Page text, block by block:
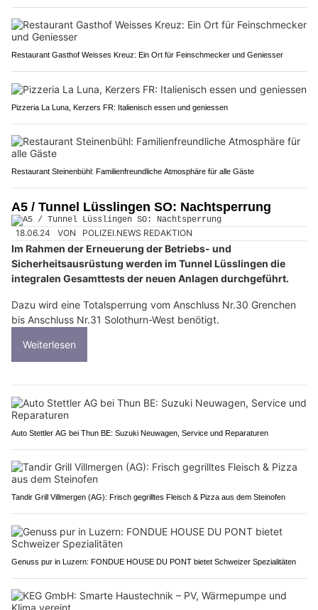
Restaurant Gasthof Weisses Kreuz: Ein Ort für Feinschmecker und Geniesser
Pizzeria La Luna, Kerzers FR: Italienisch essen und geniessen
Restaurant Steinenbühl: Familienfreundliche Atmosphäre für alle Gäste
A5 / Tunnel Lüsslingen SO: Nachtsperrung
18.06.24 VON POLIZEI.NEWS REDAKTION
Im Rahmen der Erneuerung der Betriebs- und
Sicherheitsausrüstung werden im Tunnel Lüsslingen die
integralen Gesamttests der neuen Anlagen durchgeführt.
Dazu wird eine Totalsperrung vom Anschluss Nr.30 Grenchen
bis Anschluss Nr.31 Solothurn-West benötigt.
Weiterlesen
Auto Stettler AG bei Thun BE: Suzuki Neuwagen, Service und Reparaturen
Tandir Grill Villmergen (AG): Frisch gegrilltes Fleisch & Pizza aus dem Steinofen
Genuss pur in Luzern: FONDUE HOUSE DU PONT bietet Schweizer Spezialitäten